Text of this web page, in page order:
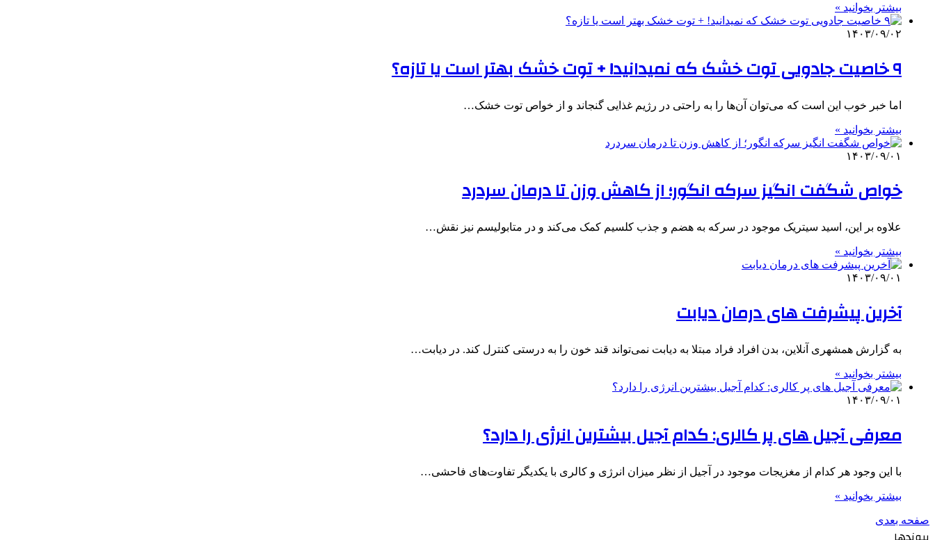
بیشتر بخوانید »
۱۴۰۳/۰۹/۰۲
۹ خاصیت جادویی توت خشک که نمیدانید! + توت خشک بهتر است یا تازه؟
اما خبر خوب این است که می‌توان آن‌ها را به راحتی در رژیم غذایی گنجاند و از خواص توت خشک…
بیشتر بخوانید »
۱۴۰۳/۰۹/۰۱
خواص شگفت انگیز سرکه انگور؛ از کاهش وزن تا درمان سردرد
علاوه بر این، اسید سیتریک موجود در سرکه به هضم و جذب کلسیم کمک می‌کند و در متابولیسم نیز نقش…
بیشتر بخوانید »
۱۴۰۳/۰۹/۰۱
آخرین پیشرفت‌ های درمان دیابت
به گزارش همشهری آنلاین، بدن افراد فراد مبتلا به دیابت نمی‌تواند قند خون را به درستی کنترل کند. در دیابت…
بیشتر بخوانید »
۱۴۰۳/۰۹/۰۱
معرفی آجیل های پر کالری: کدام آجیل بیشترین انرژی را دارد؟
با این وجود هر کدام از مغزیجات موجود در آجیل از نظر میزان انرژی و کالری با یکدیگر تفاوت‌های فاحشی…
بیشتر بخوانید »
صفحه بعدی